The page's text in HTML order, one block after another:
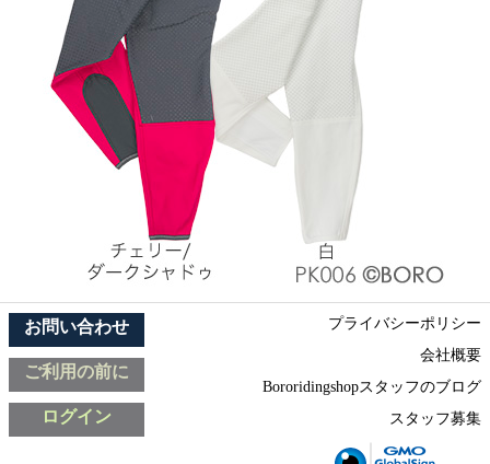
お問い合わせ
ご利用の前に
ログイン
プライバシーポリシー
会社概要
Bororidingshopスタッフのブログ
スタッフ募集